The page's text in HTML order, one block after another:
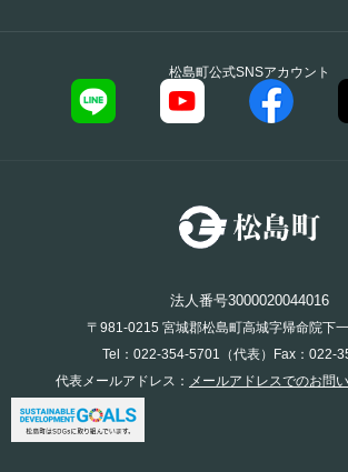
松島町公式SNSアカウント
法人番号3000020044016
〒981-0215 宮城郡松島町高城字帰命院下
Tel：022-354-5701（代表）Fax：022-
代表メールアドレス： メールアドレスでのお問